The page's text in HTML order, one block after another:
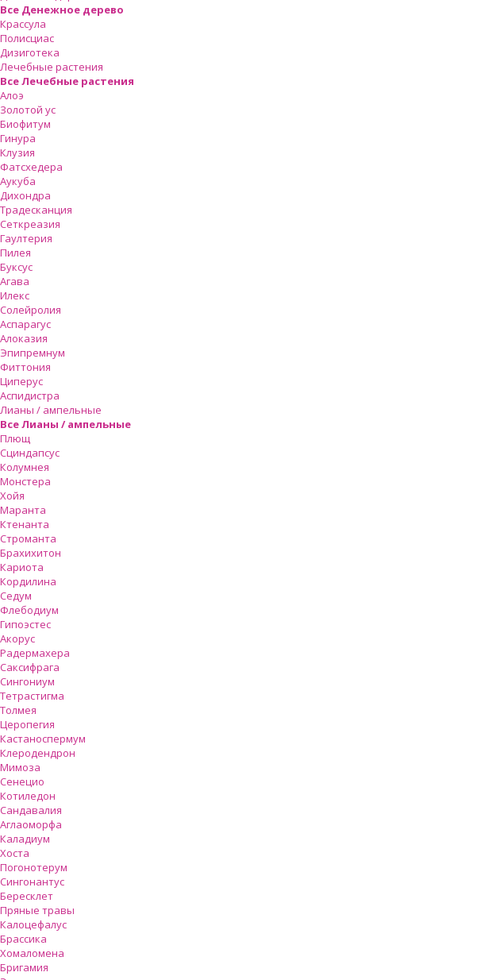
Все Денежное дерево
Крассула
Полисциас
Дизиготека
Лечебные растения
Все Лечебные растения
Алоэ
Золотой ус
Биофитум
Гинура
Клузия
Фатсхедера
Аукуба
Дихондра
Традесканция
Сеткреазия
Гаултерия
Пилея
Буксус
Агава
Илекс
Солейролия
Аспарагус
Алоказия
Эпипремнум
Фиттония
Циперус
Аспидистра
Лианы / ампельные
Все Лианы / ампельные
Плющ
Сциндапсус
Колумнея
Монстера
Хойя
Маранта
Ктенанта
Строманта
Брахихитон
Кариота
Кордилина
Седум
Флебодиум
Гипоэстес
Акорус
Радермахера
Саксифрага
Сингониум
Тетрастигма
Толмея
Церопегия
Кастаноспермум
Клеродендрон
Мимоза
Сенецио
Котиледон
Сандавалия
Аглаоморфа
Каладиум
Хоста
Погонотерум
Сингонантус
Бересклет
Пряные травы
Калоцефалус
Брассика
Хомаломена
Бригамия